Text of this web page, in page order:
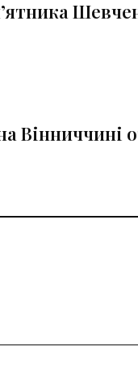
Вінниччині